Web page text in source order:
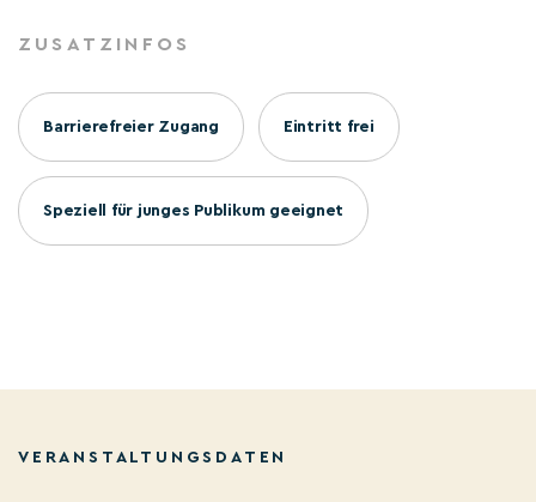
ZUSATZINFOS
Barrierefreier Zugang Eintritt frei
Speziell für junges Publikum geeignet
VERANSTALTUNGSDATEN